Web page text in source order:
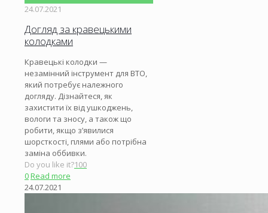
24.07.2021
Догляд за кравецькими
колодками
Кравецькі колодки —
незамінний інструмент для ВТО,
який потребує належного
догляду. Дізнайтеся, як
захистити їх від ушкоджень,
вологи та зносу, а також що
робити, якщо з’явилися
шорсткості, плями або потрібна
заміна оббивки.
Do you like it?100
0Read more
24.07.2021